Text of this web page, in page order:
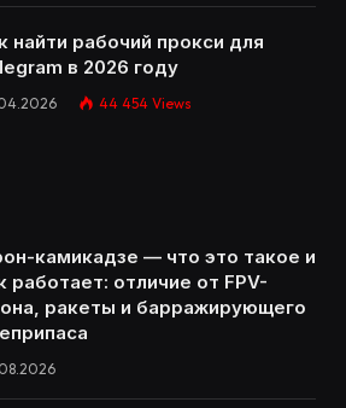
найти рабочий прокси для
в 2026 году
44 454 Views
камикадзе — что это такое и
работает: отличие от FPV-
ракеты и барражирующего